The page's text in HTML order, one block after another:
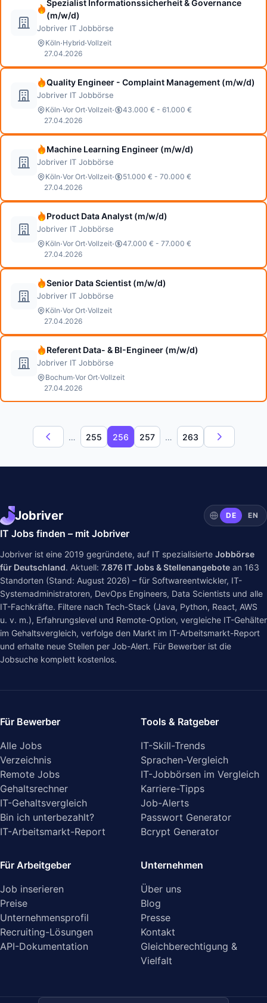
Spezialist Informationssicherheit & Governance
(m/w/d)
Jobriver IT Jobbörse
Köln·Hybrid·Vollzeit
27.04.2026
Quality Engineer - Complaint Management (m/w/d)
Jobriver IT Jobbörse
Köln·Vor Ort·Vollzeit·
43.000 € - 61.000 €
27.04.2026
Machine Learning Engineer (m/w/d)
Jobriver IT Jobbörse
Köln·Vor Ort·Vollzeit·
51.000 € - 70.000 €
27.04.2026
Product Data Analyst (m/w/d)
Jobriver IT Jobbörse
Köln·Vor Ort·Vollzeit·
47.000 € - 77.000 €
27.04.2026
Senior Data Scientist (m/w/d)
Jobriver IT Jobbörse
Köln·Vor Ort·Vollzeit
27.04.2026
Referent Data- & BI-Engineer (m/w/d)
Jobriver IT Jobbörse
Bochum·Vor Ort·Vollzeit
27.04.2026
… 255 256 257 … 263
Jobriver DE EN
IT Jobs finden – mit Jobriver
Jobriver ist eine 2019 gegründete, auf IT spezialisierte Jobbörse
für Deutschland. Aktuell: 7.876 IT Jobs & Stellenangebote an 163
Standorten (Stand: August 2026) – für Softwareentwickler, IT-
Systemadministratoren, DevOps Engineers, Data Scientists und alle
IT-Fachkräfte. Filtere nach Tech-Stack (Java, Python, React, AWS
u. v. m.), Erfahrungslevel und Remote-Option, vergleiche IT-Gehälter
im Gehaltsvergleich, verfolge den Markt im IT-Arbeitsmarkt-Report
und erhalte neue Stellen per Job-Alert. Für Bewerber ist die
Jobsuche komplett kostenlos.
Für Bewerber
Alle Jobs
Verzeichnis
Remote Jobs
Gehaltsrechner
IT-Gehaltsvergleich
Bin ich unterbezahlt?
IT-Arbeitsmarkt-Report
Tools & Ratgeber
IT-Skill-Trends
Sprachen-Vergleich
IT-Jobbörsen im Vergleich
Karriere-Tipps
Job-Alerts
Passwort Generator
Bcrypt Generator
Für Arbeitgeber
Job inserieren
Preise
Unternehmensprofil
Recruiting-Lösungen
API-Dokumentation
Unternehmen
Über uns
Blog
Presse
Kontakt
Gleichberechtigung &
Vielfalt